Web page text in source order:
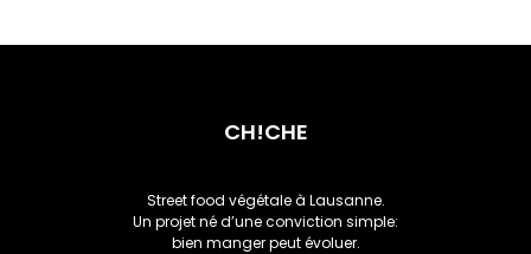
CH!CHE
Street food végétale à Lausanne.
Un projet né d’une conviction simple:
bien manger peut évoluer.